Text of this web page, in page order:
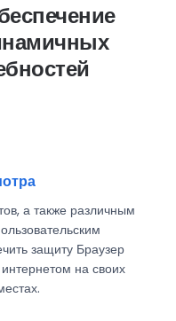
каждый день,
бренда. Вы
и внешний